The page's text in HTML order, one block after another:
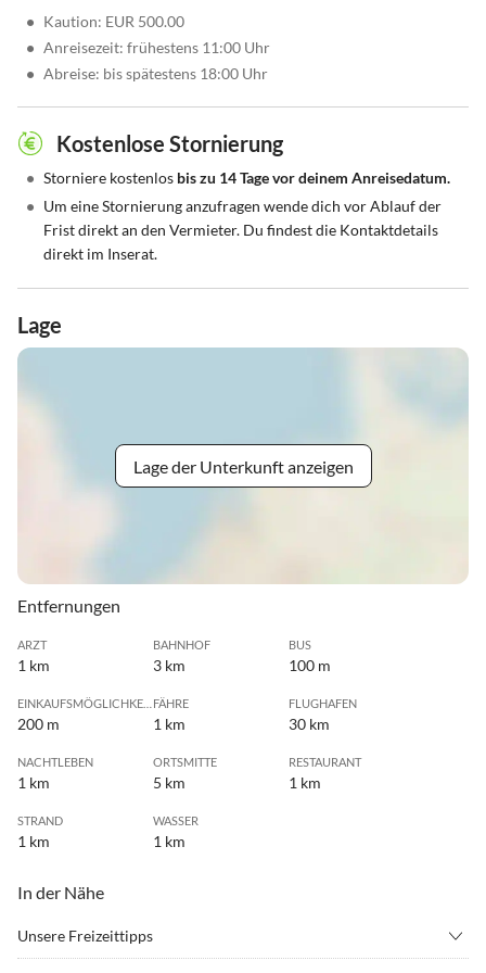
• Kaution: EUR 500.00
• Anreisezeit: frühestens 11:00 Uhr
• Abreise: bis spätestens 18:00 Uhr
Kostenlose Stornierung
• Storniere kostenlos bis zu 14 Tage vor deinem Anreisedatum.
• Um eine Stornierung anzufragen wende dich vor Ablauf der
Frist direkt an den Vermieter. Du findest die Kontaktdetails
direkt im Inserat.
Lage
Lage der Unterkunft anzeigen
Entfernungen
ARZT
1 km
BAHNHOF
3 km
BUS
100 m
200 m
FÄHRE
1 km
FLUGHAFEN
30 km
NACHTLEBEN
1 km
ORTSMITTE
5 km
RESTAURANT
1 km
STRAND
1 km
WASSER
1 km
In der Nähe
Unsere Freizeittipps